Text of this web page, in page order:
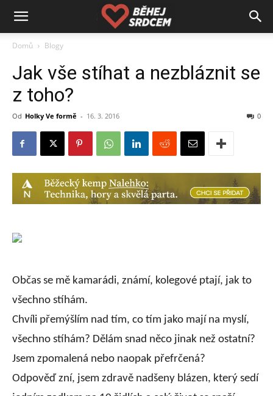
Domů Blogy
Jak vše stíhat a nezbláznit se
z toho?
Od Holky Ve formě - 16. 3. 2016 0
Občas se mě kamarádi, známí, kolegové ptají, jak to
všechno stíhám.
Chvíli přemýšlím nad tím, co tím jako mají na myslí,
všechno stíhám? Dělám snad něco jinak než ostatní?
Jsem zpomalená nebo naopak přefrčená?
Odpověď zní, jsem zdravě nadšeny blázen, který sedí